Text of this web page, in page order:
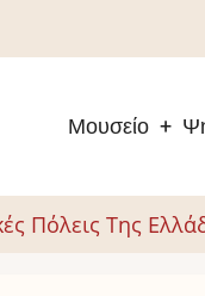
Μουσείο
Πόλεις Της